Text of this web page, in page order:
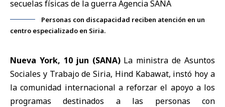
Personas con discapacidad reciben atención en un
centro especializado en Siria.
Nueva York, 10 jun (SANA)La ministra de Asuntos
Sociales y Trabajo deSiria, Hind Kabawat, instó hoy a
la comunidad internacional a reforzar el apoyo a los
programas destinados a las personas con